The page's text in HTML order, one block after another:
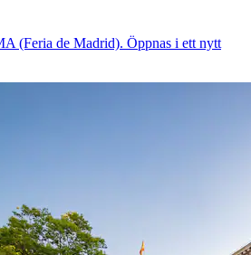
(Feria de Madrid). Öppnas i ett nytt